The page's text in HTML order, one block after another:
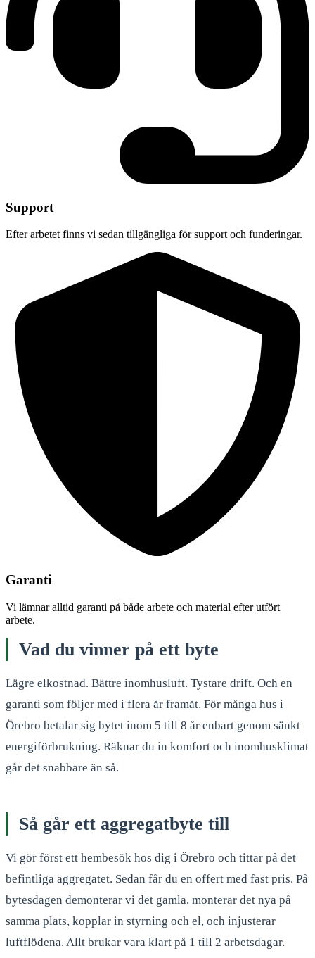
Support
Efter arbetet finns vi sedan tillgängliga för support och funderingar.
Garanti
Vi lämnar alltid garanti på både arbete och material efter utfört
arbete.
Vad du vinner på ett byte
Lägre elkostnad. Bättre inomhusluft. Tystare drift. Och en
garanti som följer med i flera år framåt. För många hus i
Örebro betalar sig bytet inom 5 till 8 år enbart genom sänkt
energiförbrukning. Räknar du in komfort och inomhusklimat
går det snabbare än så.
Så går ett aggregatbyte till
Vi gör först ett hembesök hos dig i Örebro och tittar på det
befintliga aggregatet. Sedan får du en offert med fast pris. På
bytesdagen demonterar vi det gamla, monterar det nya på
samma plats, kopplar in styrning och el, och injusterar
luftflödena. Allt brukar vara klart på 1 till 2 arbetsdagar.